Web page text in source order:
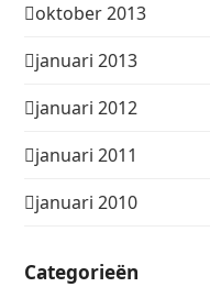
oktober 2013
januari 2013
januari 2012
januari 2011
januari 2010
Categorieën